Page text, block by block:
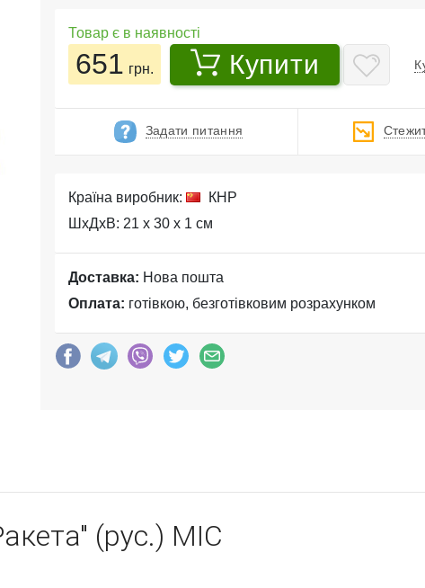
Товар є в наявності
651 грн. Купити
Задати питання
Країна виробник:
КНР
ШхДхВ: 21 x 30 x 1 см
Доставка: Нова пошта
Оплата: готівкою, безготівковим розрахунком
(рус.) MIC